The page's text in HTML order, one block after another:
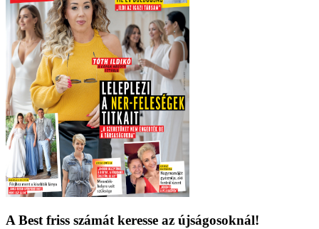
A Best friss számát keresse az újságosoknál!